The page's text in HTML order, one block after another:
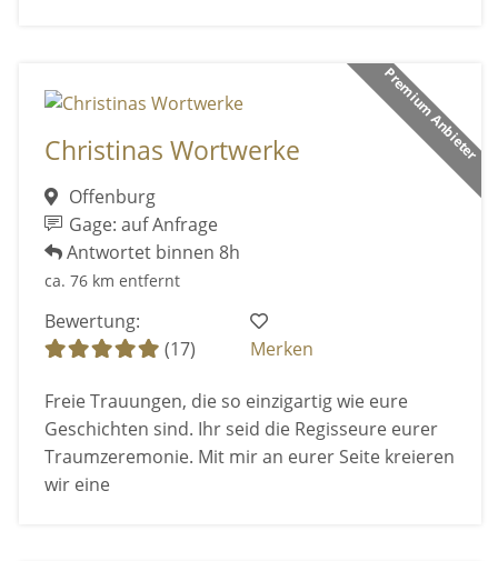
Premium Anbieter
Christinas Wortwerke
Offenburg
Gage: auf Anfrage
Antwortet binnen 8h
ca. 76 km entfernt
Bewertung:
(17)
Merken
Freie Trauungen, die so einzigartig wie eure
Geschichten sind. Ihr seid die Regisseure eurer
Traumzeremonie. Mit mir an eurer Seite kreieren
wir eine